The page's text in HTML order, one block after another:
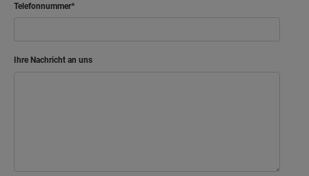
Telefonnummer
Ihre Nachricht an uns